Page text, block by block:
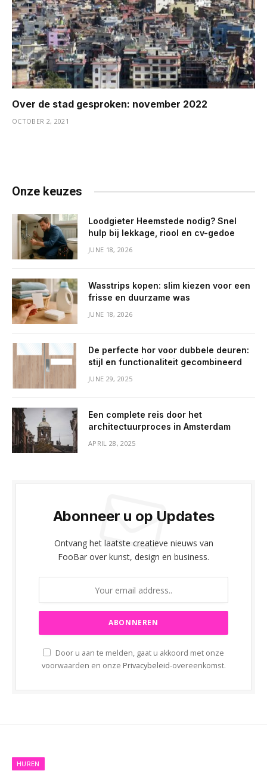
Over de stad gesproken: november 2022
OCTOBER 2, 2021
Onze keuzes
Loodgieter Heemstede nodig? Snel
hulp bij lekkage, riool en cv-gedoe
JUNE 18, 2026
Wasstrips kopen: slim kiezen voor een
frisse en duurzame was
JUNE 18, 2026
De perfecte hor voor dubbele deuren:
stijl en functionaliteit gecombineerd
JUNE 29, 2025
Een complete reis door het
architectuurproces in Amsterdam
APRIL 28, 2025
Abonneer u op Updates
Ontvang het laatste creatieve nieuws van
FooBar over kunst, design en business.
Door u aan te melden, gaat u akkoord met onze
voorwaarden en onze Privacybeleid-overeenkomst.
HUREN